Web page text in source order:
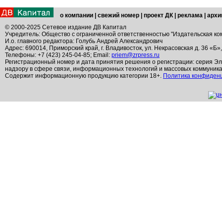
о компании свежий номер проект ДК реклама
© 2000-2025 Сетевое издание ДВ Капитал
Учредитель: Общество с ограниченной ответственностью "Издательская
И.о. главного редактора: Голубь Андрей Александрович
Адрес: 690014, Приморский край, г. Владивосток, ул. Некрасовская д. 36
Телефоны: +7 (423) 245-04-85; Email: priem@zrpress.ru
Регистрационный номер и дата принятия решения о регистрации: серия
надзору в сфере связи, информационных технологий и массовых
Содержит информационную продукцию категории 18+. Политика